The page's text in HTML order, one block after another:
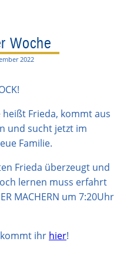
Woche
2022
Frieda, kommt aus
und sucht jetzt im
Familie.
Frieda überzeugt und
lernen muss erfahrt
MACHERN um 7:20Uhr
ihr hier!